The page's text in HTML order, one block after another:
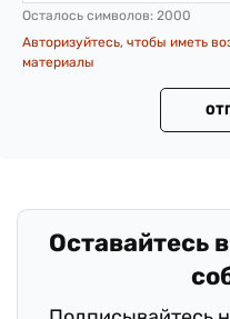
Осталось символов: 2000
Авторизуйтесь, чтобы иметь
материалы
Оставайтесь